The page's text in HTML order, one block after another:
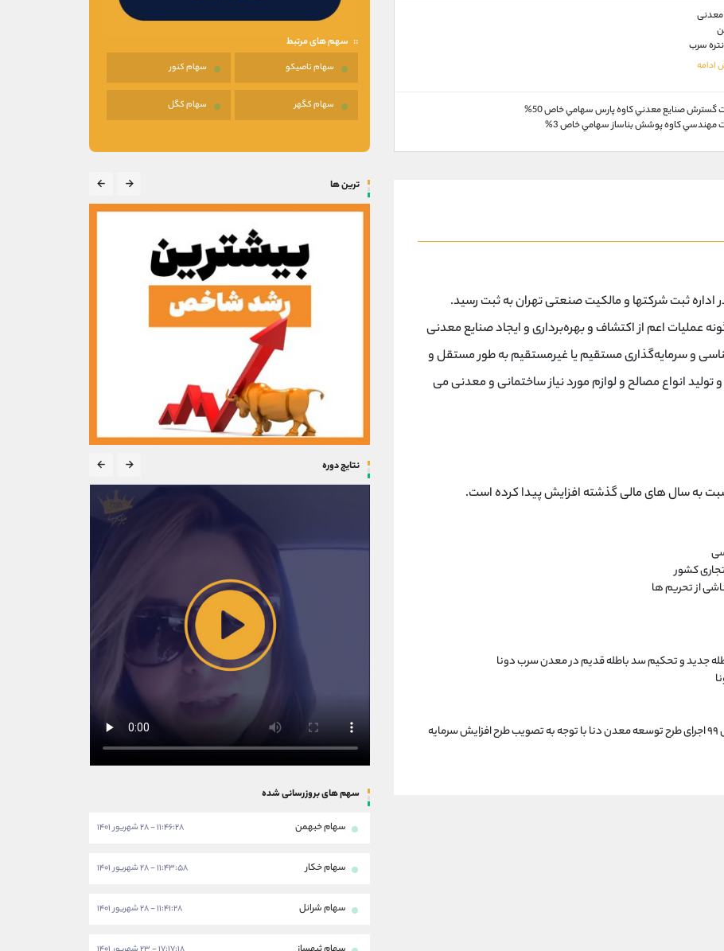
معدنی
سرب
گسترش صنايع معدني كاوه پارس سهامي خاص 50%
مهندسي كاوه پوشش بناساز سهامي خاص 3%
سهم های مرتبط
سهام تاصیکو سهام کنور
سهام کگهر سهام کگل
معدنی دماوند در تاریخ ۲۱ فروردین ۱۳۶۲ در اداره ثبت شرکتها و مالکیت صنعتی تهران به ثبت رسید.
عملیات اعم از اکتشاف و بهره‌برداری و ایجاد صنایع معدنی
و سرمایه‌گذاری مستقیم یا غیرمستقیم به طور مستقل و
انواع مصالح و لوازم مورد نیاز ساختمانی و معدنی می
به سال های مالی گذشته افزایش پیدا کرده است.
کشور
از تحریم ها
جدید و تحکیم سد باطله قدیم در معدن سرب دونا
سنگ بر مهمترین برنامه با اهمیت شرکت در سال ۹۹ اجرای طرح توسعه معدن دنا با توجه به تصویب طرح افزایش سرمایه
ترین ها
نتایج دوره
سهم های بروزرسانی شده
سهام خبهمن ۱۱:۴۶:۲۸ - ۲۸ شهریور ۱۴۰۱
سهام خکار ۱۱:۴۳:۵۸ - ۲۸ شهریور ۱۴۰۱
سهام شرانل ۱۱:۴۱:۲۸ - ۲۸ شهریور ۱۴۰۱